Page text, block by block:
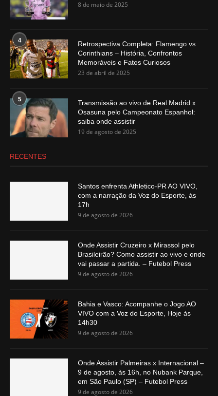
8 de maio de 2025
4
Retrospectiva Completa: Flamengo vs
Corinthians – História, Confrontos
Memoráveis e Fatos Curiosos
23 de abril de 2025
5
Transmissão ao vivo de Real Madrid x
Osasuna pelo Campeonato Espanhol:
saiba onde assistir
19 de agosto de 2025
RECENTES
Santos enfrenta Athletico-PR AO VIVO,
com a narração da Voz do Esporte, às
17h
9 de agosto de 2026
Onde Assistir Cruzeiro x Mirassol pelo
Brasileirão? Como assistir ao vivo e onde
vai passar a partida. – Futebol Press
9 de agosto de 2026
Bahia e Vasco: Acompanhe o Jogo AO
VIVO com a Voz do Esporte, Hoje às
14h30
9 de agosto de 2026
Onde Assistir Palmeiras x Internacional –
9 de agosto, às 16h, no Nubank Parque,
em São Paulo (SP) – Futebol Press
9 de agosto de 2026